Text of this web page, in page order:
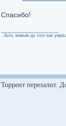
Спасибо!
..быть живым до того как
Торрент перезалит.